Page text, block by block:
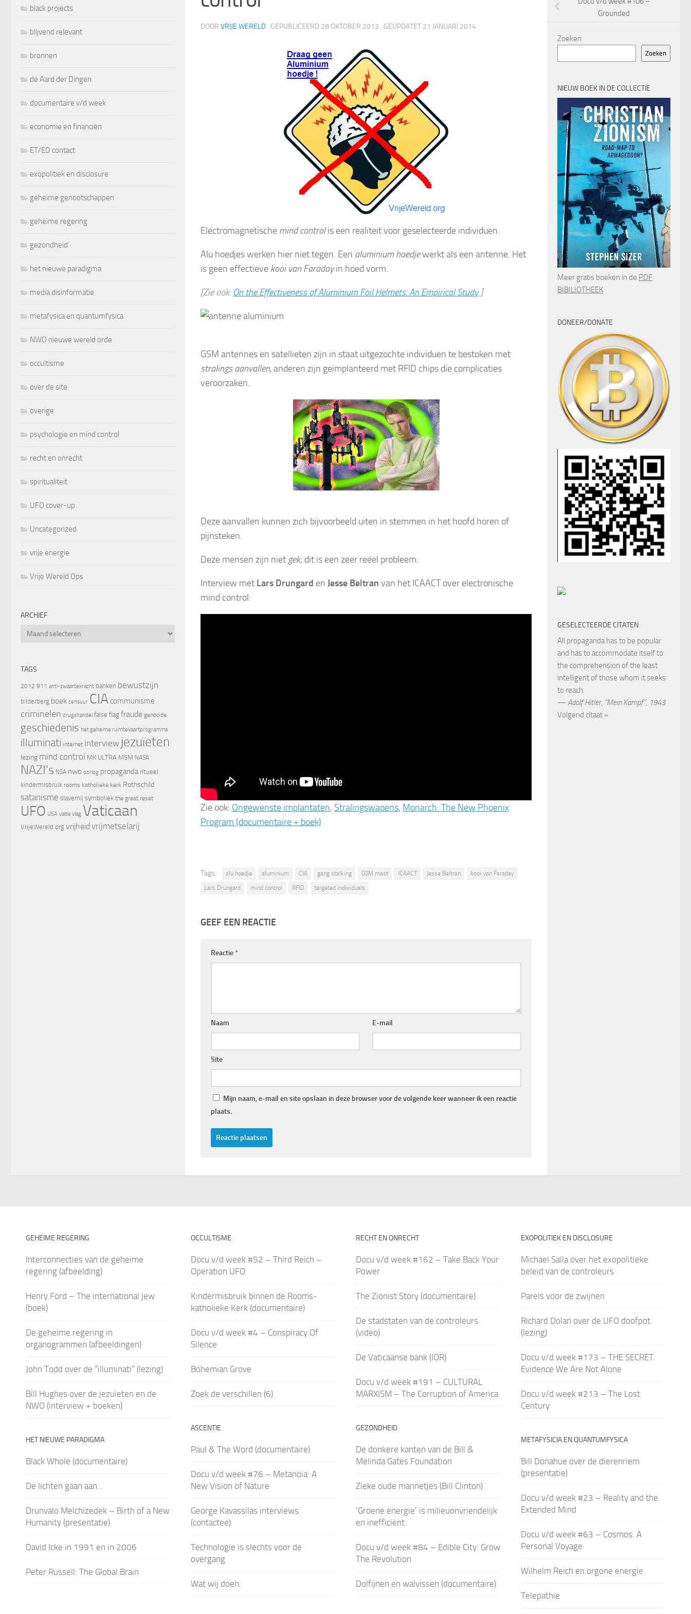
DOOR VRIJE WERELD · GEPUBLICEERD 28 OKTOBER 2013 · GEÜPDATET 21 JANUARI 2014
Electromagnetische mind controlis een realiteit voor geselecteerde individuen.
Alu hoedjes werken hier niet tegen. Een aluminium hoedjewerkt als een antenne. Het
is geen effectieve kooi van Faradayin hoed vorm.
[Zie ook: On the Effectiveness of Aluminium Foil Helmets: An Empirical Study]
GSM antennes en satellieten zijn in staat uitgezochte individuen te bestoken met
stralings aanvallen,anderen zijn geïmplanteerd met RFID chips die complicaties
veroorzaken.
Deze aanvallen kunnen zich bijvoorbeeld uiten in stemmen in het hoofd horen of
pijnsteken.
Deze mensen zijn niet gek, dit is een zeer reëel probleem.
Interview met Lars Drungard en Jesse Beltran van het ICAACT over electronische
mind control:
Zie ook: Ongewenste implantaten, Stralingswapens, Monarch: The New Phoenix
Program (documentaire + boek)
Tags: alu hoedje aluminium CIA gang stalking GSM mast ICAACT Jesse Beltran
kooi van Faraday
Lars Drungard
mind control RFID targeted individuals
GEEF EEN REACTIE
Reactie*
Naam E-mail
Site
Mijn naam, e-mail en site opslaan in deze browser voor de volgende keer wanneer ik een reactie
plaats.
black projects
blijvend relevant
bronnen
de Aard der Dingen
documentaire v/d week
economie en financiën
ET/ED contact
exopolitiek en disclosure
geheime genootschappen
geheime regering
gezondheid
het nieuwe paradigma
media disinformatie
metafysica en quantumfysica
NWO nieuwe wereld orde
occultisme
over de site
overige
psychologie en mind control
recht en onrecht
spiritualiteit
UFO cover-up
Uncategorized
vrije energie
Vrije Wereld Ops
ARCHIEF
Archief
TAGS
2012 911 anti-zwaartekracht banken bewustzijn
bilderberg boek censuur CIA communisme
criminelen drugshandel false flag fraude genocide
geschiedenis het geheime ruimtevaartprogramma
illuminati internet interview jezuïeten
lezing mind control MK ULTRA MSM NASA
NAZI's NSA nwo oorlog propaganda ritueel
kindermisbruik rooms katholieke kerk Rothschild
satanisme slavernij symboliek the great reset
UFO USA valse vlag Vaticaan
VrijeWereld.org vrijheid vrijmetselarij
Grounded
Zoeken
Zoeken
NIEUW BOEK IN DE COLLECTIE
Meer gratis boeken in de PDF
BIBILIOTHEEK
DONEER/DONATE
GESELECTEERDE CITATEN
All propaganda has to be popular
and has to accommodate itself to
the comprehension of the least
intelligent of those whom it seeks
to reach.
— Adolf Hitler, “Mein Kampf”, 1943
Volgend citaat »
GEHEIME REGERING
Interconnecties van de geheime
regering (afbeelding)
Henry Ford – The international jew
(boek)
De geheime regering in
organogrammen (afbeeldingen)
John Todd over de “illuminati” (lezing)
Bill Hughes over de jezuïeten en de
NWO (interview + boeken)
HET NIEUWE PARADIGMA
Black Whole (documentaire)
De lichten gaan aan…
Drunvalo Melchizedek – Birth of a New
Humanity (presentatie)
David Icke in 1991 en in 2006
Peter Russell: The Global Brain
OCCULTISME
Docu v/d week #52 – Third Reich –
Operation UFO
Kindermisbruik binnen de Rooms-
katholieke Kerk (documentaire)
Docu v/d week #4 – Conspiracy Of
Silence
Bohemian Grove
Zoek de verschillen (6)
ASCENTIE
Paul & The Word (documentaire)
Docu v/d week #76 – Metanoia: A
New Vision of Nature
George Kavassilas interviews
(contactee)
Technologie is slechts voor de
overgang
Wat wij doen:
RECHT EN ONRECHT
Docu v/d week #162 – Take Back Your
Power
The Zionist Story (documentaire)
De stadstaten van de controleurs
(video)
De Vaticaanse bank (IOR)
Docu v/d week #191 – CULTURAL
MARXISM – The Corruption of America
GEZONDHEID
De donkere kanten van de Bill &
Melinda Gates Foundation
Zieke oude mannetjes (Bill Clinton)
‘Groene energie’ is milieuonvriendelijk
en inefficiënt.
Docu v/d week #84 – Edible City: Grow
The Revolution
Dolfijnen en walvissen (documentaire)
EXOPOLITIEK EN DISCLOSURE
Michael Salla over het exopolitieke
beleid van de controleurs
Parels voor de zwijnen
Richard Dolan over de UFO doofpot
(lezing)
Docu v/d week #173 – THE SECRET:
Evidence We Are Not Alone
Docu v/d week #213 – The Lost
Century
METAFYSICIA EN QUANTUMFYSICA
Bill Donahue over de dierenriem
(presentatie)
Docu v/d week #23 – Reality and the
Extended Mind
Docu v/d week #63 – Cosmos: A
Personal Voyage
Wilhelm Reich en orgone energie
Telepathie